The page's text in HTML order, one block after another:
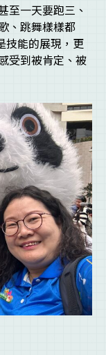
至一天要跑三、
、跳舞樣樣都
技能的展現，更
受到被肯定、被